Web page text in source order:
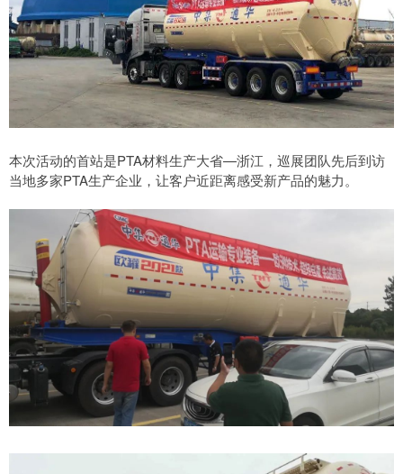
本次活动的首站是PTA材料生产大省—浙江，巡展团队先后到访
当地多家PTA生产企业，让客户近距离感受新产品的魅力。